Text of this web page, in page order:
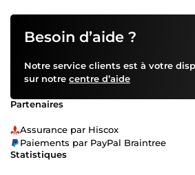
Besoin d’aide ?
Notre service clients est à votre
sur notre centre d’aide
Partenaires
Assurance par Hiscox
Paiements par PayPal Braintree
Statistiques